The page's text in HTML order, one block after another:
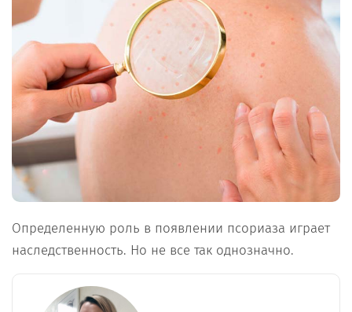
Определенную роль в появлении псориаза играет
наследственность. Но не все так однозначно.